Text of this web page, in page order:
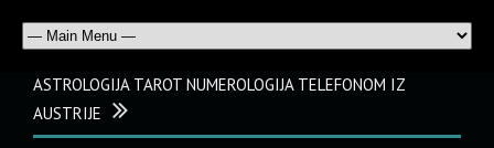
ASTROLOGIJA TAROT NUMEROLOGIJA TELEFONOM IZ
AUSTRIJE